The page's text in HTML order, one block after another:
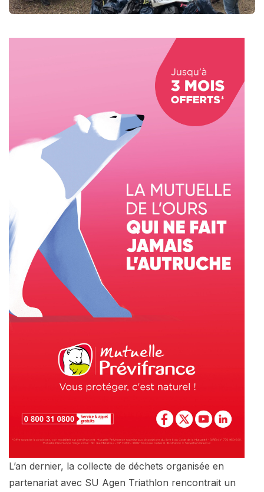
L’an dernier, la collecte de déchets organisée en
partenariat avec SU Agen Triathlon rencontrait un